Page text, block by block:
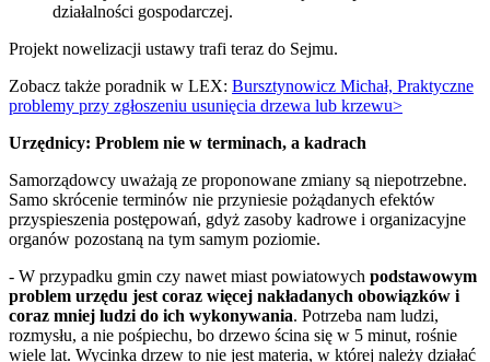
działalności gospodarczej.
Projekt nowelizacji ustawy trafi teraz do Sejmu.
Zobacz także poradnik w LEX: Bursztynowicz Michał, Praktyczne
problemy przy zgłoszeniu usunięcia drzewa lub krzewu>
Urzędnicy: Problem nie w terminach, a kadrach
Samorządowcy uważają ze proponowane zmiany są niepotrzebne.
Samo skrócenie terminów nie przyniesie pożądanych efektów
przyspieszenia postępowań, gdyż zasoby kadrowe i organizacyjne
organów pozostaną na tym samym poziomie.
- W przypadku gmin czy nawet miast powiatowych podstawowym
problem urzędu jest coraz więcej nakładanych obowiązków i
coraz mniej ludzi do ich wykonywania. Potrzeba nam ludzi,
rozmysłu, a nie pośpiechu, bo drzewo ścina się w 5 minut, rośnie
wiele lat. Wycinka drzew to nie jest materia, w której należy działać